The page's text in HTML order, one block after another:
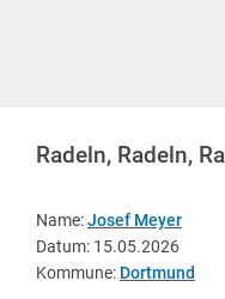
Radeln, Radeln,
Name:Josef Meyer
Datum: 15.05.2026
Kommune: Dortmund